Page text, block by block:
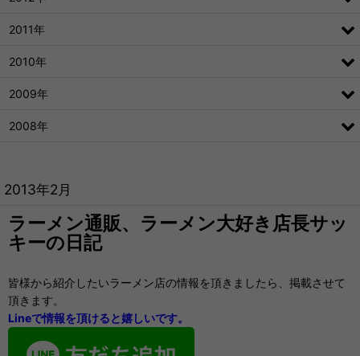
2013年2月
ラーメン通販、ラーメン大好き店長サッ
キーの日記
皆様から紹介したいラーメン店の情報を頂きましたら、掲載させて
頂きます。
Lineで情報を頂けると嬉しいです。
2011年
2010年
2009年
2008年